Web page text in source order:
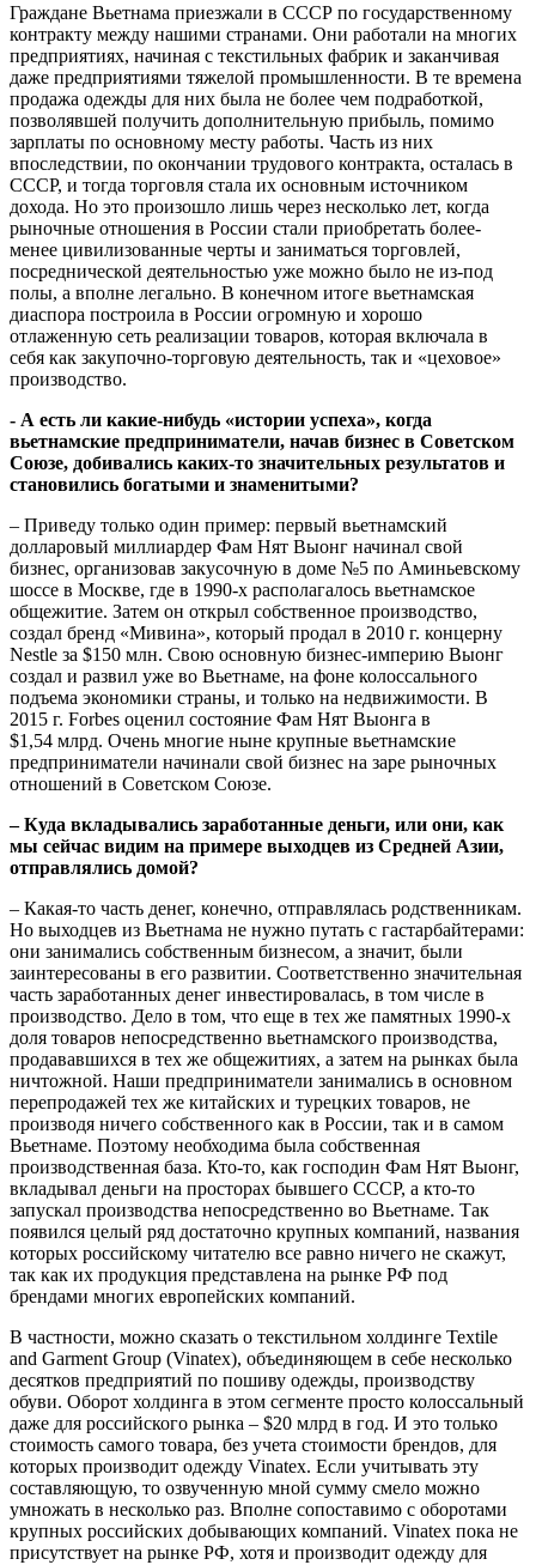
Граждане Вьетнама приезжали в СССР по государственному
контракту между нашими странами. Они работали на многих
предприятиях, начиная с текстильных фабрик и заканчивая
даже предприятиями тяжелой промышленности. В те времена
продажа одежды для них была не более чем подработкой,
позволявшей получить дополнительную прибыль, помимо
зарплаты по основному месту работы. Часть из них
впоследствии, по окончании трудового контракта, осталась в
СССР, и тогда торговля стала их основным источником
дохода. Но это произошло лишь через несколько лет, когда
рыночные отношения в России стали приобретать более-
менее цивилизованные черты и заниматься торговлей,
посреднической деятельностью уже можно было не из-под
полы, а вполне легально. В конечном итоге вьетнамская
диаспора построила в России огромную и хорошо
отлаженную сеть реализации товаров, которая включала в
себя как закупочно-торговую деятельность, так и «цеховое»
производство.
- А есть ли какие-нибудь «истории успеха», когда
вьетнамские предприниматели, начав бизнес в Советском
Союзе, добивались каких-то значительных результатов и
становились богатыми и знаменитыми?
– Приведу только один пример: первый вьетнамский
долларовый миллиардер Фам Нят Выонг начинал свой
бизнес, организовав закусочную в доме №5 по Аминьевскому
шоссе в Москве, где в 1990-х располагалось вьетнамское
общежитие. Затем он открыл собственное производство,
создал бренд «Мивина», который продал в 2010 г. концерну
Nestle за $150 млн. Свою основную бизнес-империю Выонг
создал и развил уже во Вьетнаме, на фоне колоссального
подъема экономики страны, и только на недвижимости. В
2015 г. Forbes оценил состояние Фам Нят Выонга в
$1,54 млрд. Очень многие ныне крупные вьетнамские
предприниматели начинали свой бизнес на заре рыночных
отношений в Советском Союзе.
– Куда вкладывались заработанные деньги, или они, как
мы сейчас видим на примере выходцев из Средней Азии,
отправлялись домой?
– Какая-то часть денег, конечно, отправлялась родственникам.
Но выходцев из Вьетнама не нужно путать с гастарбайтерами:
они занимались собственным бизнесом, а значит, были
заинтересованы в его развитии. Соответственно значительная
часть заработанных денег инвестировалась, в том числе в
производство. Дело в том, что еще в тех же памятных 1990-х
доля товаров непосредственно вьетнамского производства,
продававшихся в тех же общежитиях, а затем на рынках была
ничтожной. Наши предприниматели занимались в основном
перепродажей тех же китайских и турецких товаров, не
производя ничего собственного как в России, так и в самом
Вьетнаме. Поэтому необходима была собственная
производственная база. Кто-то, как господин Фам Нят Выонг,
вкладывал деньги на просторах бывшего СССР, а кто-то
запускал производства непосредственно во Вьетнаме. Так
появился целый ряд достаточно крупных компаний, названия
которых российскому читателю все равно ничего не скажут,
так как их продукция представлена на рынке РФ под
брендами многих европейских компаний.
В частности, можно сказать о текстильном холдинге Textile
and Garment Group (Vinatex), объединяющем в себе несколько
десятков предприятий по пошиву одежды, производству
обуви. Оборот холдинга в этом сегменте просто колоссальный
даже для российского рынка – $20 млрд в год. И это только
стоимость самого товара, без учета стоимости брендов, для
которых производит одежду Vinatex. Если учитывать эту
составляющую, то озвученную мной сумму смело можно
умножать в несколько раз. Вполне сопоставимо с оборотами
крупных российских добывающих компаний. Vinatex пока не
присутствует на рынке РФ, хотя и производит одежду для